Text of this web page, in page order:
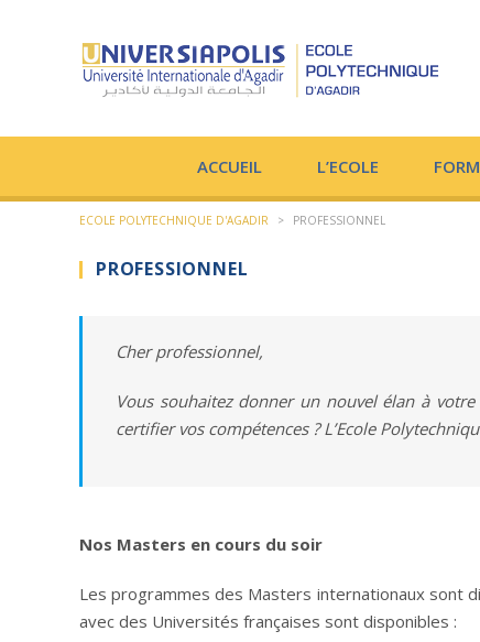
ACCUEIL L’ECOLE
ECOLE POLYTECHNIQUE D'AGADIR > PROFESSIONNEL
PROFESSIONNEL
Cher professionnel,
Vous souhaitez donner un nouvel élan à
certifier vos compétences ? L’Ecole
Nos Masters en cours du soir
Les programmes des Masters internationaux sont
avec des Universités françaises sont disponibles :